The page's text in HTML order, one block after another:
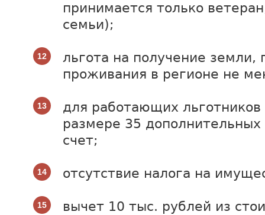
принимается только
семьи);
льгота на получение земли,
проживания в регионе не
для работающих льготников
размере 35 дополнительных
счет;
отсутствие налога на
вычет 10 тыс. рублей из